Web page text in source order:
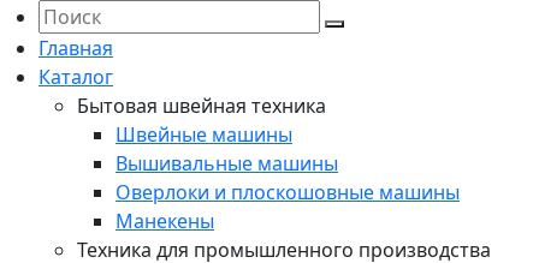
Главная
Каталог
Бытовая швейная техника
Швейные машины
Вышивальные машины
Оверлоки и плоскошовные машины
Манекены
Техника для промышленного производства